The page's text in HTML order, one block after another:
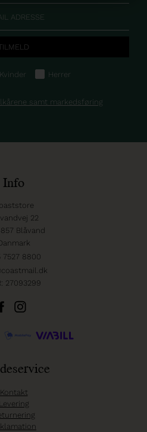
Kvinder Herrer
samt markedsføring
Info
22
Blåvand
7527 8800
27093299
Kontakt
Levering